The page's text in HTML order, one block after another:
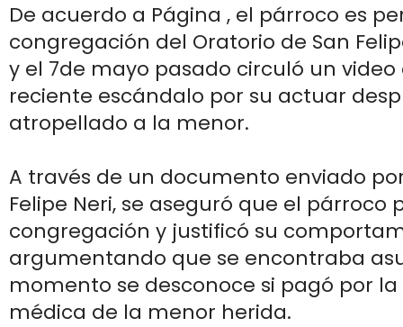
De acuerdo a Página , el párroco es
congregación del Oratorio de San
y el 7de mayo pasado circuló un video
reciente escándalo por su actuar
atropellado a la menor.
A través de un documento enviado
Felipe Neri, se aseguró que el párroco
congregación y justificó su
argumentando que se encontraba
momento se desconoce si pagó por
médica de la menor herida.